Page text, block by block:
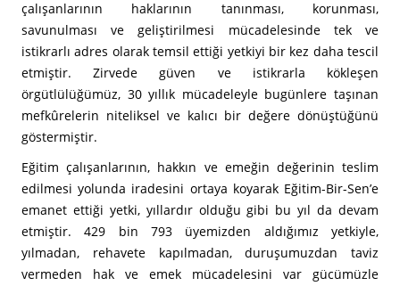
çalışanlarının haklarının tanınması, korunması,
savunulması ve geliştirilmesi mücadelesinde tek ve
istikrarlı adres olarak temsil ettiği yetkiyi bir kez daha tescil
etmiştir. Zirvede güven ve istikrarla kökleşen
örgütlülüğümüz, 30 yıllık mücadeleyle bugünlere taşınan
mefkûrelerin niteliksel ve kalıcı bir değere dönüştüğünü
göstermiştir.
Eğitim çalışanlarının, hakkın ve emeğin değerinin teslim
edilmesi yolunda iradesini ortaya koyarak Eğitim-Bir-Sen’e
emanet ettiği yetki, yıllardır olduğu gibi bu yıl da devam
etmiştir. 429 bin 793 üyemizden aldığımız yetkiyle,
yılmadan, rehavete kapılmadan, duruşumuzdan taviz
vermeden hak ve emek mücadelesini var gücümüzle